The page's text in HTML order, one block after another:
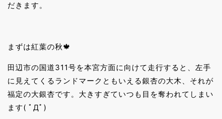
だきます。
まずは紅葉の秋🍁
田辺市の国道311号を本宮方面に向けて走行すると、左手
に見えてくるランドマークともいえる銀杏の大木、それが
福定の大銀杏です。大きすぎていつも目を奪われてしまい
ます( ﾟДﾟ)